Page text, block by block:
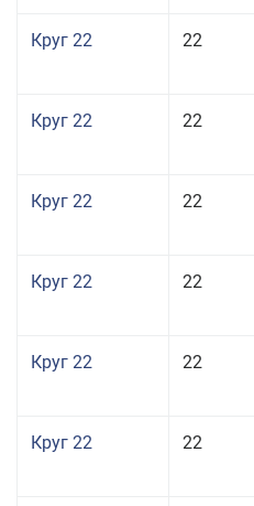
Круг 22 22
Круг 22 22
Круг 22 22
Круг 22 22
Круг 22 22
Круг 22 22